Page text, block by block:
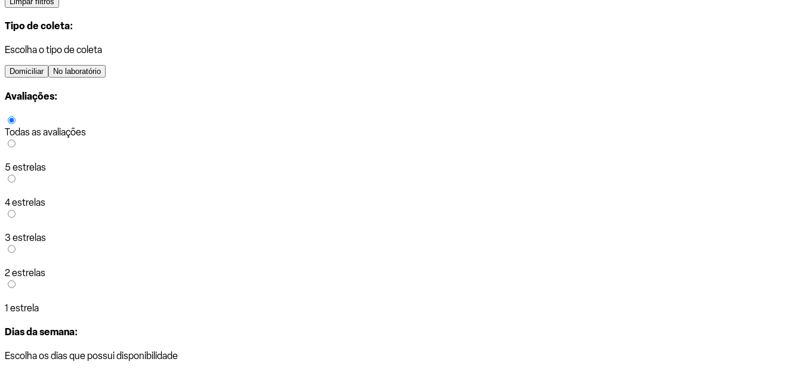
Tipo de coleta:
Escolha o tipo de coleta
Domiciliar No laboratório
Avaliações:
Todas as avaliações
5 estrelas
4 estrelas
3 estrelas
2 estrelas
1 estrela
Dias da semana:
Escolha os dias que possui disponibilidade